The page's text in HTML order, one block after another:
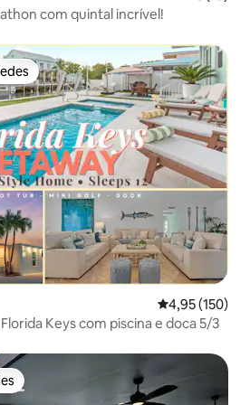
com quintal incrível!
dos hóspedes
4,95 de uma
4,95 (150)
Keys com piscina e doca 5/3